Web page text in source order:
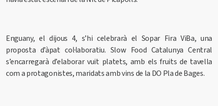
Enguany, el dijous 4, s’hi celebrarà el Sopar Fira ViBa, una
proposta d’àpat col·laboratiu. Slow Food Catalunya Central
s’encarregarà d’elaborar vuit platets, amb els fruits de tavella
com a protagonistes, maridats amb vins de la DO Pla de Bages.